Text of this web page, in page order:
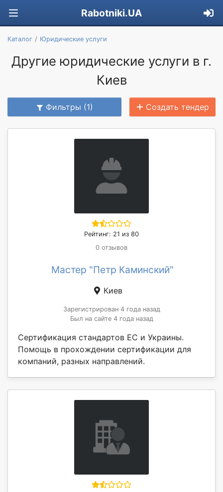
Rabotniki.UA
Каталог Юридические услуги
Другие юридические услуги в г.
Киев
Фильтры (1) Создать тендер
Рейтинг: 21 из 80
0 отзывов
Мастер "Петр Каминский"
Киев
Зарегистрирован 4 года назад
Был на сайте 4 года назад
Сертификация стандартов ЕС и Украины.
Помощь в прохождении сертификации для
компаний, разных направлений.